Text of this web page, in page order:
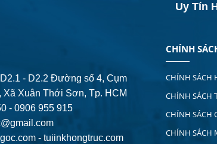
Uy Tín
- D2.2 Đường số 4, Cụm
Xuân Thới Sơn, Tp. HCM
- 0906 955 915
- tuiinkhongtruc.com
CHÍNH
CHÍNH SÁCH
CHÍNH SÁCH
CHÍNH SÁCH
CHÍNH SÁCH